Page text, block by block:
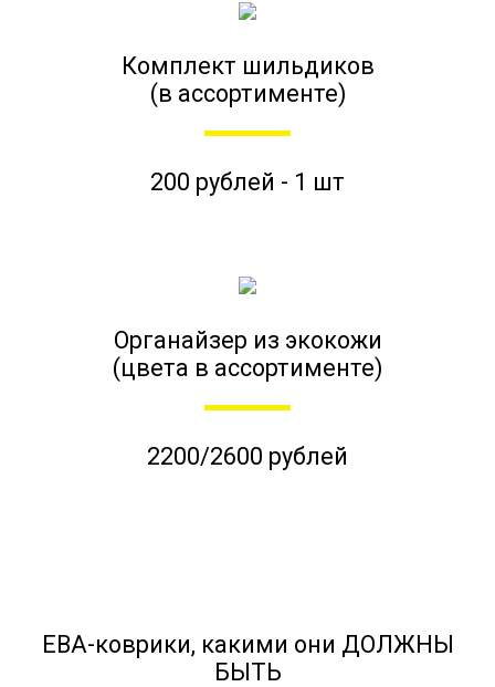
Комплект шильдиков
(в ассортименте)
200 рублей - 1 шт
Органайзер из экокожи
(цвета в ассортименте)
2200/2600 рублей
ЕВА-коврики, какими они ДОЛЖНЫ
БЫТЬ